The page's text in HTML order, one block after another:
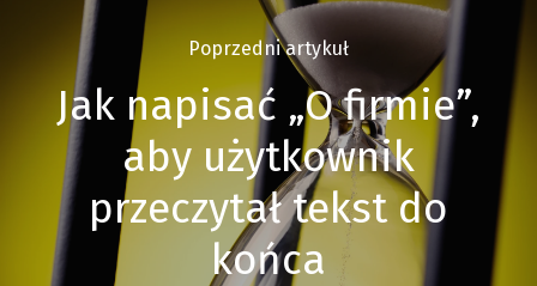
Poprzedni artykuł
Jak napisać „O firmie”,
aby użytkownik
przeczytał tekst do
końca